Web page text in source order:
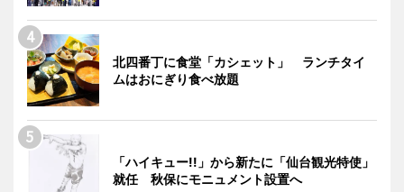
北四番丁に食堂「カシェット」 ランチタイ
ムはおにぎり食べ放題
「ハイキュー!!」から新たに「仙台観光特使」
就任 秋保にモニュメント設置へ